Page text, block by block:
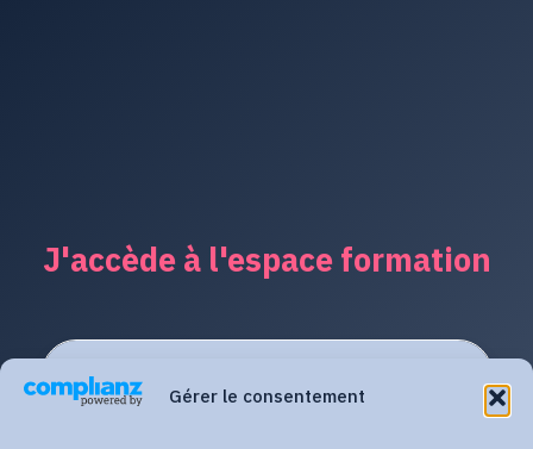
Gérer le consentement
J'accède à l'espace formation